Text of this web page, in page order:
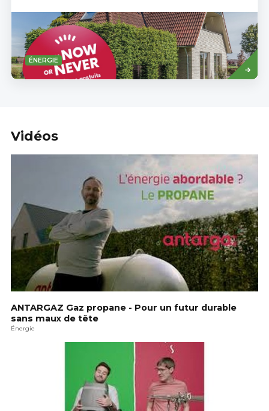
ÉNERGIE
Read
more
Vidéos
ANTARGAZ Gaz propane - Pour un futur durable
sans maux de tête
Énergie